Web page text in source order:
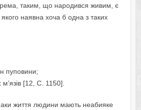
таким, що народився живим, є
наявна хоча б одна з таких
пуповини;
м’язів [12, С. 1150].
життя людини мають неабияке